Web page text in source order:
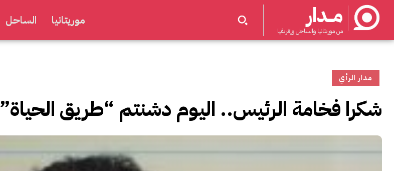
مــدار
من موريتانيا والساحل وإفريقيا
موريتانيا الساحل
مدار الرأي
شكرا فخامة الرئيس.. اليوم دشنتم “طريق الحياة”